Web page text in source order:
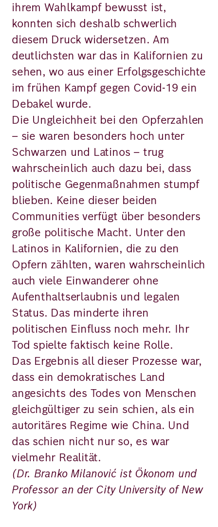
ihrem Wahlkampf bewusst ist,
konnten sich deshalb schwerlich
diesem Druck widersetzen. Am
deutlichsten war das in Kalifornien zu
sehen, wo aus einer Erfolgsgeschichte
im frühen Kampf gegen Covid-19 ein
Debakel wurde.
Die Ungleichheit bei den Opferzahlen
– sie waren besonders hoch unter
Schwarzen und Latinos – trug
wahrscheinlich auch dazu bei, dass
politische Gegenmaßnahmen stumpf
blieben. Keine dieser beiden
Communities verfügt über besonders
große politische Macht. Unter den
Latinos in Kalifornien, die zu den
Opfern zählten, waren wahrscheinlich
auch viele Einwanderer ohne
Aufenthaltserlaubnis und legalen
Status. Das minderte ihren
politischen Einfluss noch mehr. Ihr
Tod spielte faktisch keine Rolle.
Das Ergebnis all dieser Prozesse war,
dass ein demokratisches Land
angesichts des Todes von Menschen
gleichgültiger zu sein schien, als ein
autoritäres Regime wie China. Und
das schien nicht nur so, es war
vielmehr Realität.
(Dr. Branko Milanović ist Ökonom und
Professor an der City University of New
York)